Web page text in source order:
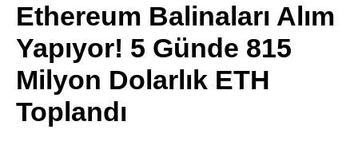
Youtube
TikTok
Ethereum Balinaları Alım
Yapıyor! 5 Günde 815
Milyon Dolarlık ETH
Toplandı